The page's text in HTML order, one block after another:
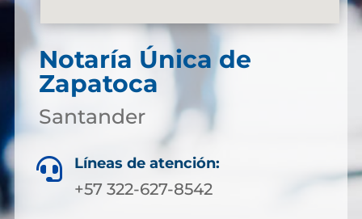
Notaría Única de
Zapatoca
Santander
 Líneas de atención:
+57 322-627-8542